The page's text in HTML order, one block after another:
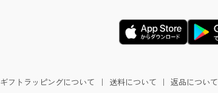
ギフトラッピングについて ｜ 送料について ｜ 返品について